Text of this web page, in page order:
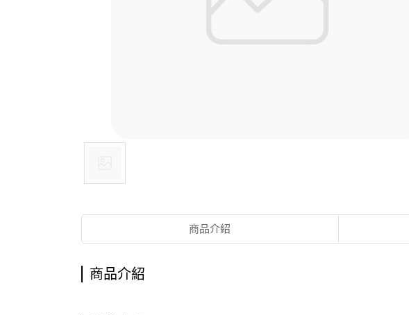
商品介紹
商品介紹